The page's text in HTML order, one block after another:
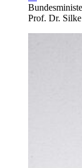
Prof. Dr.